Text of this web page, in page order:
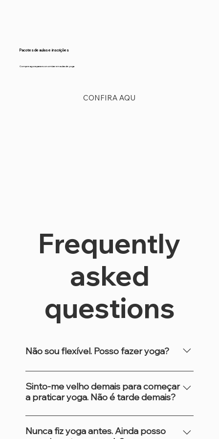
Pacotes de aulas e inscrições
Compre agora para economizar em aulas de yoga
CONFIRA AQU
Frequently
asked
questions
Não sou flexível. Posso fazer yoga?
Sim, com certeza! Qualquer um pode fazer
yoga, independentemente da sua
flexibilidade. As aulas de yoga são projetadas
nível. Você não precisa ser flexível para
Sinto-me velho demais para começar
a praticar yoga. Não é tarde demais?
Nunca é tarde para começar a praticar yoga.
Não importa sua idade, o mais importante é
Nunca fiz yoga antes. Ainda posso